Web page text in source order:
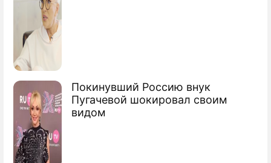
Покинувший Россию внук
Пугачевой шокировал своим
видом